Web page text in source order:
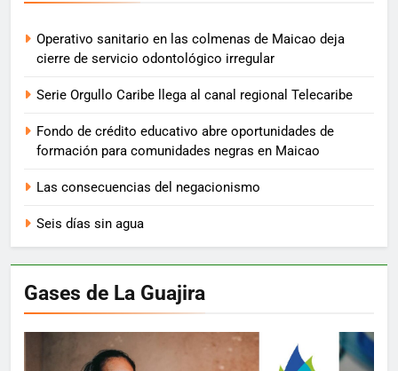
Operativo sanitario en las colmenas de Maicao deja
cierre de servicio odontológico irregular
Serie Orgullo Caribe llega al canal regional Telecaribe
Fondo de crédito educativo abre oportunidades de
formación para comunidades negras en Maicao
Las consecuencias del negacionismo
Seis días sin agua
Gases de La Guajira